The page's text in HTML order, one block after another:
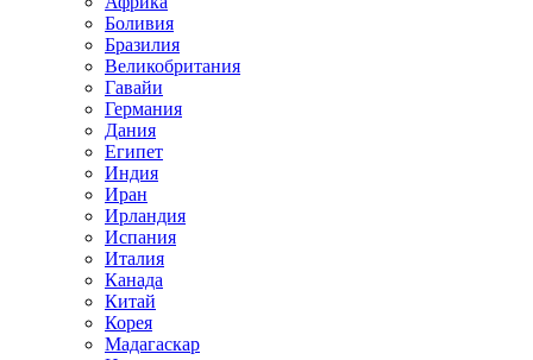
Боливия
Бразилия
Великобритания
Гавайи
Германия
Дания
Египет
Индия
Иран
Ирландия
Испания
Италия
Канада
Китай
Корея
Мадагаскар